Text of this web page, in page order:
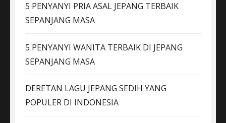
5 PENYANYI PRIA ASAL JEPANG TERBAIK
SEPANJANG MASA
5 PENYANYI WANITA TERBAIK DI JEPANG
SEPANJANG MASA
DERETAN LAGU JEPANG SEDIH YANG
POPULER DI INDONESIA